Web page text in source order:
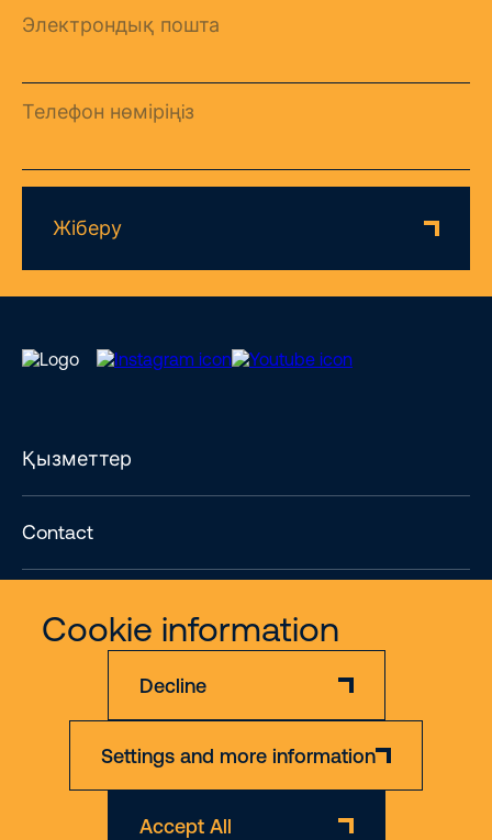
Cookie information
Decline
Settings and more information
Accept All
Электрондық пошта
Телефон нөміріңiз
Жіберу
Қызметтер
Contact
Жауапкершіліктен бас тартуҚұпиялылық саясаты
© 2026 Riwal - All rights reserved